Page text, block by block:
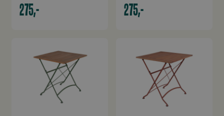
275,- 275,-